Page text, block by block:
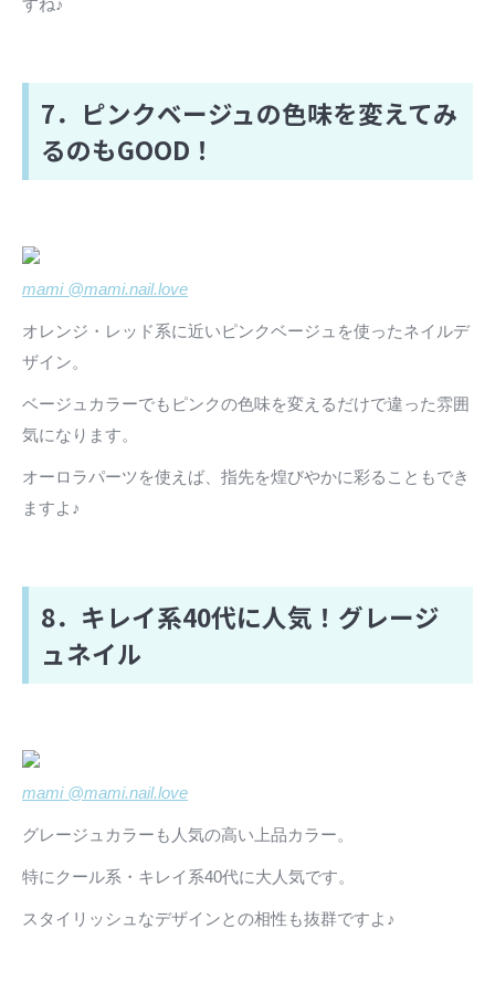
すね♪
7．ピンクベージュの色味を変えてみ
るのもGOOD！
mami @mami.nail.love
オレンジ・レッド系に近いピンクベージュを使ったネイルデ
ザイン。
ベージュカラーでもピンクの色味を変えるだけで違った雰囲
気になります。
オーロラパーツを使えば、指先を煌びやかに彩ることもでき
ますよ♪
8．キレイ系40代に人気！グレージ
ュネイル
mami @mami.nail.love
グレージュカラーも人気の高い上品カラー。
特にクール系・キレイ系40代に大人気です。
スタイリッシュなデザインとの相性も抜群ですよ♪